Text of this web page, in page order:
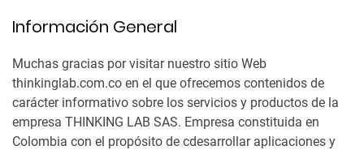
Información General
Muchas gracias por visitar nuestro sitio Web
thinkinglab.com.co en el que ofrecemos contenidos de
carácter informativo sobre los servicios y productos de la
empresa THINKING LAB SAS. Empresa constituida en
Colombia con el propósito de cdesarrollar aplicaciones y